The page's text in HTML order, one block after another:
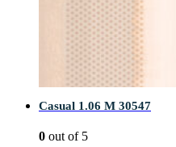
Casual 1.06 M 30547
0 out of 5